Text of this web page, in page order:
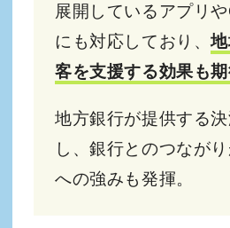
展開しているアプリ
にも対応しており、
客を支援する効果も
地方銀行が提供する
し、銀行とのつなが
への強みも発揮。